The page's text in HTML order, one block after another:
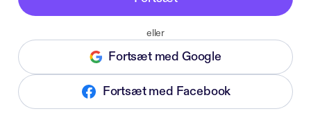
eller
Fortsæt med Google
Fortsæt med Facebook